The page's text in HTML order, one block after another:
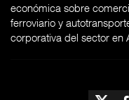
económica sobre
ferroviario y
corporativa del sector en